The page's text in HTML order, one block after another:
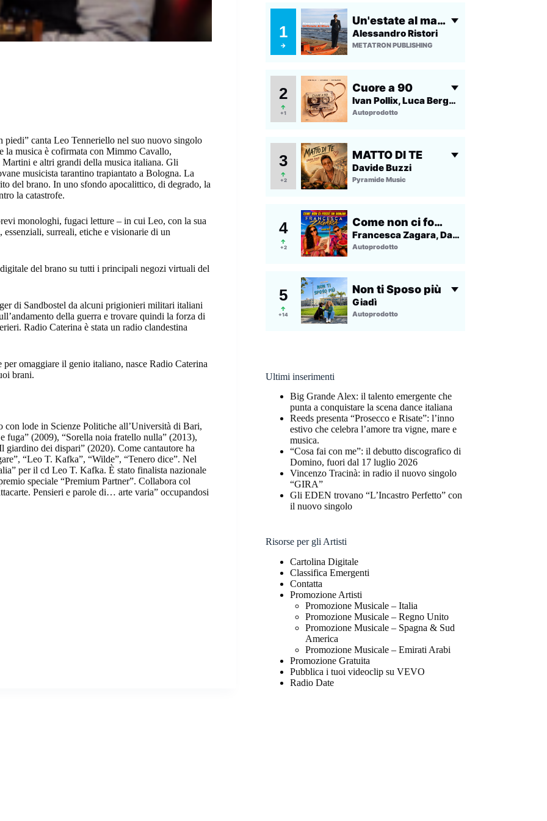
piedi” canta Leo Tenneriello nel suo nuovo singolo
la musica è cofirmata con Mimmo Cavallo,
e altri grandi della musica italiana. Gli
musicista tarantino trapiantato a Bologna. La
del brano. In uno sfondo apocalittico, di degrado, la
la catastrofe.
monologhi, fugaci letture – in cui Leo, con la sua
essenziali, surreali, etiche e visionarie di un
del brano su tutti i principali negozi virtuali del
di Sandbostel da alcuni prigionieri militari italiani
della guerra e trovare quindi la forza di
Radio Caterina è stata un radio clandestina
omaggiare il genio italiano, nasce Radio Caterina
brani.
con lode in Scienze Politiche all’Università di Bari,
fuga” (2009), “Sorella noia fratello nulla” (2013),
giardino dei dispari” (2020). Come cantautore ha
“Leo T. Kafka”, “Wilde”, “Tenero dice”. Nel
per il cd Leo T. Kafka. È stato finalista nazionale
speciale “Premium Partner”. Collabora col
Pensieri e parole di… arte varia” occupandosi
Ultimi inserimenti
Big Grande Alex: il talento emergente che
punta a conquistare la scena dance italiana
Reeds presenta “Prosecco e Risate”: l’inno
estivo che celebra l’amore tra vigne, mare e
musica.
“Cosa fai con me”: il debutto discografico di
Domino, fuori dal 17 luglio 2026
Vincenzo Tracinà: in radio il nuovo singolo
“GIRA”
Gli EDEN trovano “L’Incastro Perfetto” con
il nuovo singolo
Risorse per gli Artisti
Cartolina Digitale
Classifica Emergenti
Contatta
Promozione Artisti
Promozione Musicale – Italia
Promozione Musicale – Regno Unito
Promozione Musicale – Spagna & Sud
America
Promozione Musicale – Emirati Arabi
Promozione Gratuita
Pubblica i tuoi videoclip su VEVO
Radio Date